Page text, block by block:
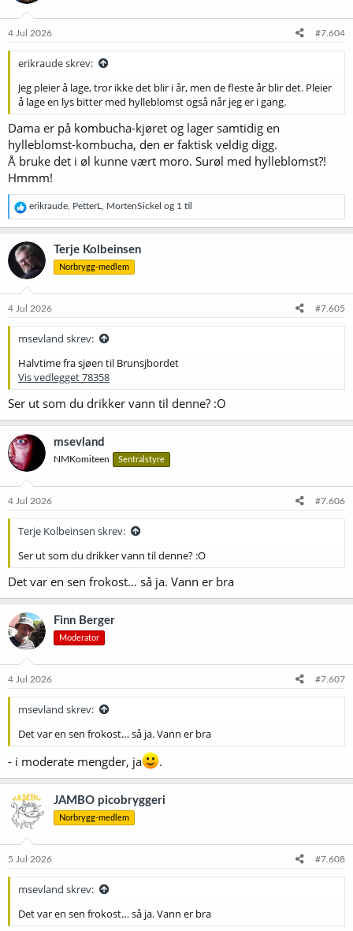
o
e
4 Jul 2026 #7.604
erikraude skrev:
Jeg pleier å lage, tror ikke det blir i år, men de fleste år blir det. Pleier
å lage en lys bitter med hylleblomst også når jeg er i gang.
Dama er på kombucha-kjøret og lager samtidig en
hylleblomst-kombucha, den er faktisk veldig digg.
Å bruke det i øl kunne vært moro. Surøl med hylleblomst?!
Hmmm!
R
e
a
k
s
j
o
e
erikraude PetterL MortenSickel og 1 til
Terje Kolbeinsen
Norbrygg-medlem
4 Jul 2026 #7.605
msevland skrev:
Halvtime fra sjøen til Brunsjbordet
Vis vedlegget 78358
Ser ut som du drikker vann til denne? :O
msevland
NMKomiteen Sentralstyre
4 Jul 2026 #7.606
Terje Kolbeinsen skrev:
Ser ut som du drikker vann til denne? :O
Det var en sen frokost… så ja. Vann er bra
Finn Berger
Moderator
4 Jul 2026 #7.607
msevland skrev:
Det var en sen frokost… så ja. Vann er bra
- i moderate mengder, ja .
JAMBO picobryggeri
Norbrygg-medlem
5 Jul 2026 #7.608
msevland skrev:
Det var en sen frokost… så ja. Vann er bra